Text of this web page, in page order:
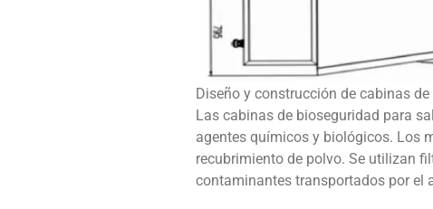
Diseño y construcción de cabinas
Las cabinas de bioseguridad para
agentes químicos y biológicos. Los
recubrimiento de polvo. Se utilizan
contaminantes transportados por el